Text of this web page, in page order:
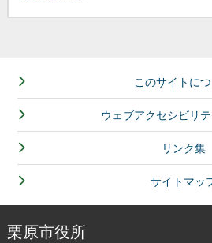
このサイトに
ウェブアクセシビリ
リンク集
サイトマッ
栗原市役所